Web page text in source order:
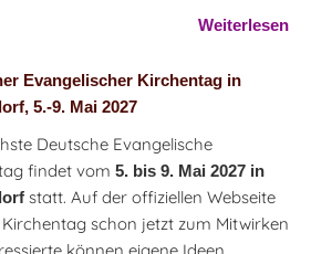
Weiterlesen
Evangelischer Kirchentag in
5.-9. Mai 2027
Deutsche Evangelische
findet vom 5. bis 9. Mai 2027 in
statt. Auf der offiziellen Webseite
schon jetzt zum Mitwirken